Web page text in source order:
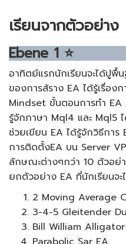
เรียนจากตัวอย่า
Ebene 1 ⭐
อาทิตย์แรกนักเรียนจะได้ปูพื้
ของการส้ราง EA ได้รู้เรื่อง
Mindset ขั้นตอนการทำ
รู้จักภาษา Mql4 และ Mql5
ช่วยเขียน EA ได้รู้จักวิธีกา
การติดตั้งEA บน Server
ลักษณะต่างๆกว่า 10 ตัวอย่
ยกตัวอย่าง EA ที่นักเรียนจ
2 Moving Average
3-4-5 Gleitender
Bill William